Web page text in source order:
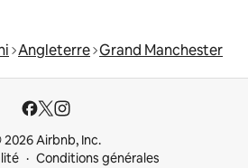
Angleterre Grand Manchester
Airbnb, Inc.
Conditions générales